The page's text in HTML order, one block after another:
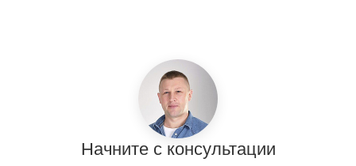
Начните с консультации